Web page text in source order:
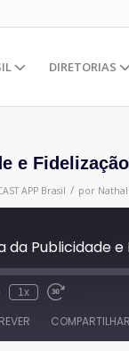
DIRETORIAS
e
APP Brasil / por
da Publicidade
1x
COMPARTILHAR